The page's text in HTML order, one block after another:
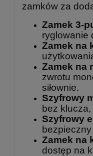
zamków za
Zamek 3-
ryglowanie
Zamek na
Zamek na
zwrotu
siłownie.
Szyfrowy
bez
Szyfrowy
bezpieczny
Zamek na
dostęp na